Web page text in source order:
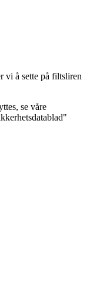
vi å sette på filtsliren
se våre